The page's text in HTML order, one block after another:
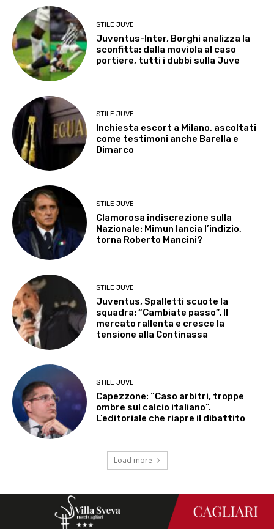
STILE JUVE
Juventus-Inter, Borghi analizza la
sconfitta: dalla moviola al caso
portiere, tutti i dubbi sulla Juve
STILE JUVE
Inchiesta escort a Milano, ascoltati
come testimoni anche Barella e
Dimarco
STILE JUVE
Clamorosa indiscrezione sulla
Nazionale: Mimun lancia l’indizio,
torna Roberto Mancini?
STILE JUVE
Juventus, Spalletti scuote la
squadra: “Cambiate passo”. Il
mercato rallenta e cresce la
tensione alla Continassa
STILE JUVE
Capezzone: “Caso arbitri, troppe
ombre sul calcio italiano”.
L’editoriale che riapre il dibattito
Load more